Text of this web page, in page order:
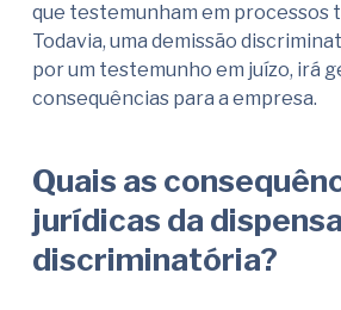
que testemunham em processos
Todavia, uma demissão
por um testemunho em juízo, irá
consequências para a empresa.
Quais as
jurídicas da dispensa
discriminatória?